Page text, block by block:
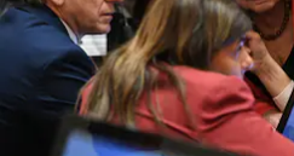
El Cronista Studio
Mediakit
abre en nueva pestaña
Argentina